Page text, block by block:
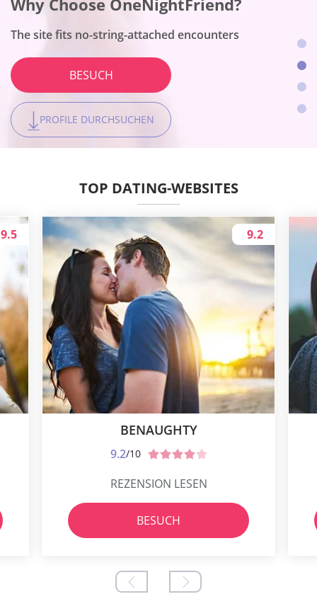
Why Choose BeNaughty?
The site fits no-string-attached encounters
BESUCH
PROFILE DURCHSUCHEN
Why Choose OneNightFriend?
The site fits no-string-attached encounters
BESUCH
PROFILE DURCHSUCHEN
The site fits no-string-attached encounters
PROFILE DURCHSUCHEN
Why Choose Together2Night?
The site fits no-string-attached encounters
BESUCH
PROFILE DURCHSUCHEN
TOP DATING-WEBSITES
9.5
BENAUGHTY
9.2/10
9.2
REZENSION LESEN
BESUCH